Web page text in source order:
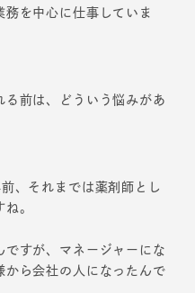
を中心に仕事していま
る前は、どういう悩みがあ
、それまでは薬剤師とし
。
ですが、マネージャーにな
から会社の人になったんで